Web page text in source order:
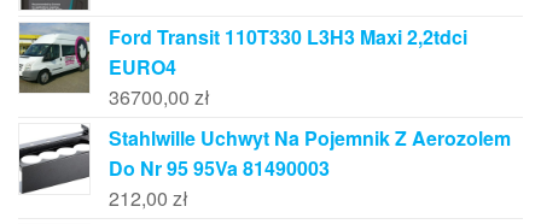
Ford Transit 110T330 L3H3 Maxi 2,2tdci
EURO4
36700,00 zł
Stahlwille Uchwyt Na Pojemnik Z Aerozolem
Do Nr 95 95Va 81490003
212,00 zł